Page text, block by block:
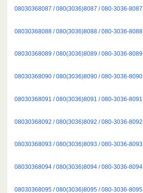
08030368087 / 080(3036)8087 / 080-3036-8087
08030368088 / 080(3036)8088 / 080-3036-8088
08030368089 / 080(3036)8089 / 080-3036-8089
08030368090 / 080(3036)8090 / 080-3036-8090
08030368091 / 080(3036)8091 / 080-3036-8091
08030368092 / 080(3036)8092 / 080-3036-8092
08030368093 / 080(3036)8093 / 080-3036-8093
08030368094 / 080(3036)8094 / 080-3036-8094
08030368095 / 080(3036)8095 / 080-3036-8095